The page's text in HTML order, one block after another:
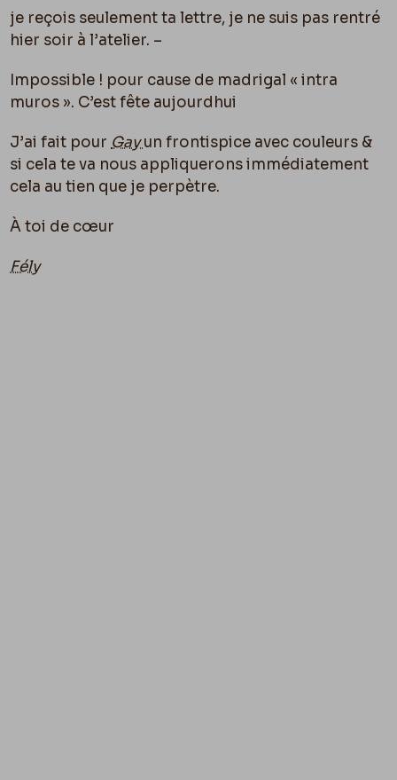
je reçois seulement ta lettre, je ne suis pas rentré
hier soir à l’atelier. –
Impossible ! pour cause de madrigal « intra
muros ». C’est fête aujourdhui
J’ai fait pour Gayun frontispice avec couleurs &
si cela te va nous appliquerons immédiatement
cela au tien que je perpètre.
À toi de cœur
Fély